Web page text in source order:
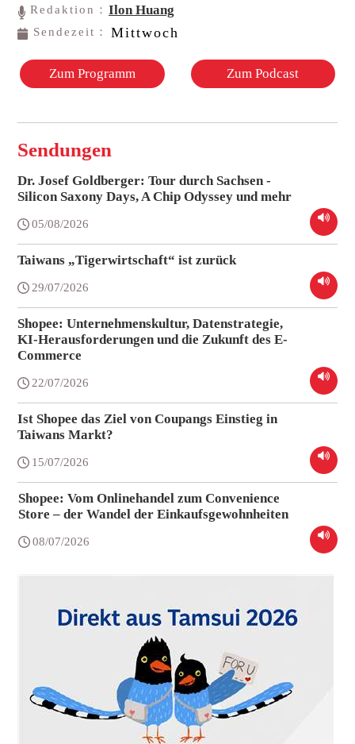
Redaktion：Ilon Huang
Sendezeit： Mittwoch
Zum Programm Zum Podcast
Sendungen
Dr. Josef Goldberger: Tour durch Sachsen -
Silicon Saxony Days, A Chip Odyssey und mehr
05/08/2026
Taiwans „Tigerwirtschaft“ ist zurück
29/07/2026
Shopee: Unternehmenskultur, Datenstrategie,
KI-Herausforderungen und die Zukunft des E-
Commerce
22/07/2026
Ist Shopee das Ziel von Coupangs Einstieg in
Taiwans Markt?
15/07/2026
Shopee: Vom Onlinehandel zum Convenience
Store – der Wandel der Einkaufsgewohnheiten
08/07/2026